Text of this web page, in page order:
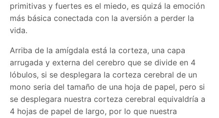
primitivas y fuertes es el miedo, es quizá la emoción
más básica conectada con la aversión a perder la
vida.
Arriba de la amígdala está la corteza, una capa
arrugada y externa del cerebro que se divide en 4
lóbulos, si se desplegara la corteza cerebral de un
mono seria del tamaño de una hoja de papel, pero si
se desplegara nuestra corteza cerebral equivaldría a
4 hojas de papel de largo, por lo que nuestra